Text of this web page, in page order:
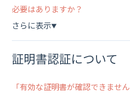
必要はありますか？
さらに表示▼
証明書認証について
「有効な証明書が確認できませ